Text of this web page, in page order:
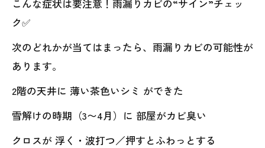
こんな症状は要注意！雨漏りカビの“サイン”チェッ
ク✅
次のどれかが当てはまったら、雨漏りカビの可能性が
あります。
2階の天井に 薄い茶色いシミ ができた
雪解けの時期（3〜4月）に 部屋がカビ臭い
クロスが 浮く・波打つ／押すとふわっとする